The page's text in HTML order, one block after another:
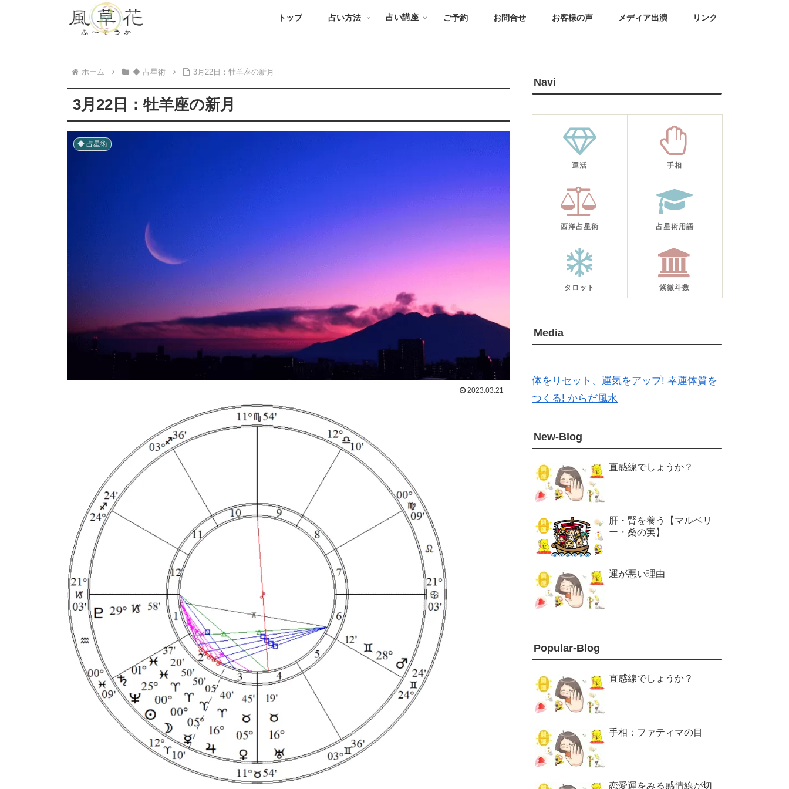
トップ 占い方法 占い講座 ご予約 お問合せ お客様の声 メディア出演 リンク
ホーム ◆ 占星術 3月22日：牡羊座の新月
3月22日：牡羊座の新月
◆ 占星術
2023.03.21
Navi
運活 手相
西洋占星術 占星術用語
タロット 紫微斗数
Media
体をリセット、運気をアップ! 幸運体質を
つくる! からだ風水
New-Blog
直感線でしょうか？
肝・腎を養う【マルベリ
ー・桑の実】
運が悪い理由
Popular-Blog
直感線でしょうか？
手相：ファティマの目
恋愛運をみる感情線が切